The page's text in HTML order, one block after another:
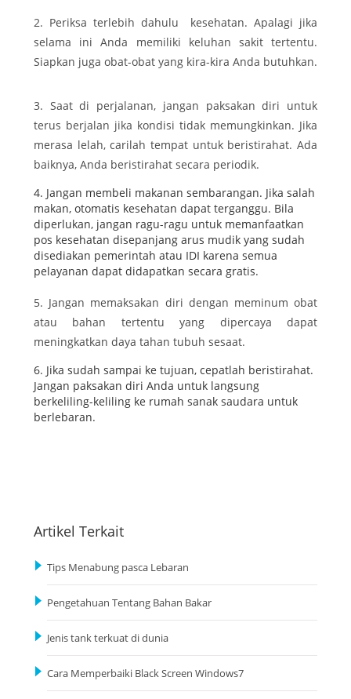
2. Periksa terlebih dahulu kesehatan. Apalagi jika
selama ini Anda memiliki keluhan sakit tertentu.
Siapkan juga obat-obat yang kira-kira Anda butuhkan.
3. Saat di perjalanan, jangan paksakan diri untuk
terus berjalan jika kondisi tidak memungkinkan. Jika
merasa lelah, carilah tempat untuk beristirahat. Ada
baiknya, Anda beristirahat secara periodik.
4. Jangan membeli makanan sembarangan. Jika salah
makan, otomatis kesehatan dapat terganggu. Bila
diperlukan, jangan ragu-ragu untuk memanfaatkan
pos kesehatan disepanjang arus mudik yang sudah
disediakan pemerintah atau IDI karena semua
pelayanan dapat didapatkan secara gratis.
5. Jangan memaksakan diri dengan meminum obat
atau bahan tertentu yang dipercaya dapat
meningkatkan daya tahan tubuh sesaat.
6. Jika sudah sampai ke tujuan, cepatlah beristirahat.
Jangan paksakan diri Anda untuk langsung
berkeliling-keliling ke rumah sanak saudara untuk
berlebaran.
Artikel Terkait
Tips Menabung pasca Lebaran
Pengetahuan Tentang Bahan Bakar
Jenis tank terkuat di dunia
Cara Memperbaiki Black Screen Windows7